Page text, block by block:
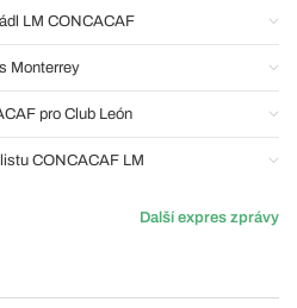
LM CONCACAF
Monterrey
pro Club León
CONCACAF LM
Další expres zprávy